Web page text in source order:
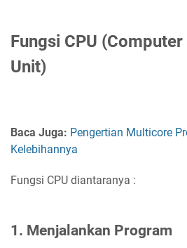
Fungsi CPU
Unit)
Baca Juga: Pengertian Multicore
Kelebihannya
Fungsi CPU diantaranya :
1. Menjalankan Program